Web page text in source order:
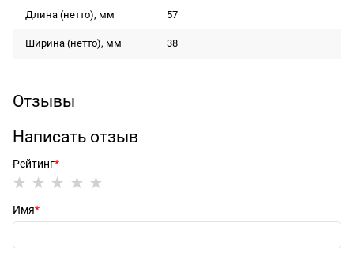
Длина (нетто), мм 57
Ширина (нетто), мм 38
Отзывы
Написать отзыв
Рейтинг
Имя